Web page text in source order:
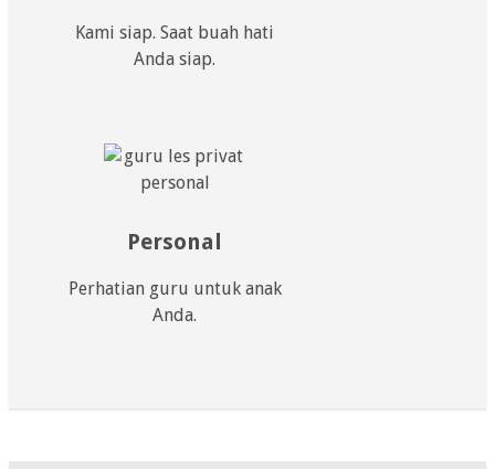
Kami siap. Saat buah hati
Anda siap.
Personal
Perhatian guru untuk anak
Anda.